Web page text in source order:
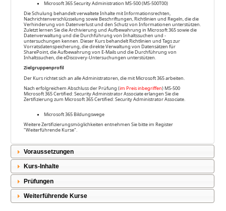
Microsoft 365 Security Administration MS-500 (MS-500T00)
Die Schulung behandelt verwaltete Inhalte mit Informationsrechten,
Nachrichtenverschlüsselung sowie Beschriftungen, Richtlinien und Regeln, die die
Verhinderung von Datenverlust und den Schutz von Informationen unterstützen.
Zuletzt lernen Sie die Archivierung und Aufbewahrung in Microsoft 365 sowie die
Datenverwaltung und die Durchführung von Inhaltssuchen und -
untersuchungen kennen. Dieser Kurs behandelt Richtlinien und Tags zur
Vorratsdatenspeicherung, die direkte Verwaltung von Datensätzen für
SharePoint, die Aufbewahrung von E-Mails und die Durchführung von
Inhaltssuchen, die eDiscovery-Untersuchungen unterstützen.
Zielgruppenprofil
Der Kurs richtet sich an alle Administratoren, die mit Microsoft 365 arbeiten.
Nach erfolgreichem Abschluss der Prüfung (im Preis inbegriffen) MS-500
Microsoft 365 Certified: Security Administrator Associate erlangen Sie die
Zertifizierung zum Microsoft 365 Certified: Security Administrator Associate.
Microsoft 365 Bildungswege
Weitere Zertifizierungsmöglichkeiten entnehmen Sie bitte im Register
"Weiterführende Kurse".
Voraussetzungen
Kurs-Inhalte
Prüfungen
Weiterführende Kurse